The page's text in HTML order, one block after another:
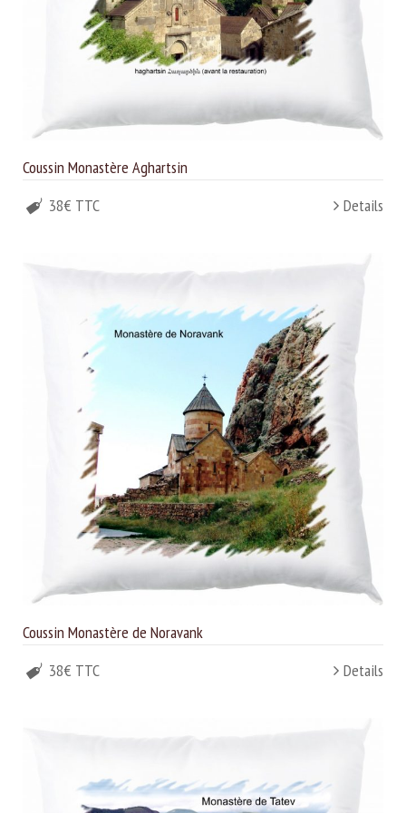
Coussin Monastère Aghartsin
38€ TTC
Details
Coussin Monastère de Noravank
38€ TTC
Details